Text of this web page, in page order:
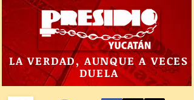
LA VERDAD, AUNQUE A VECES
DUELA